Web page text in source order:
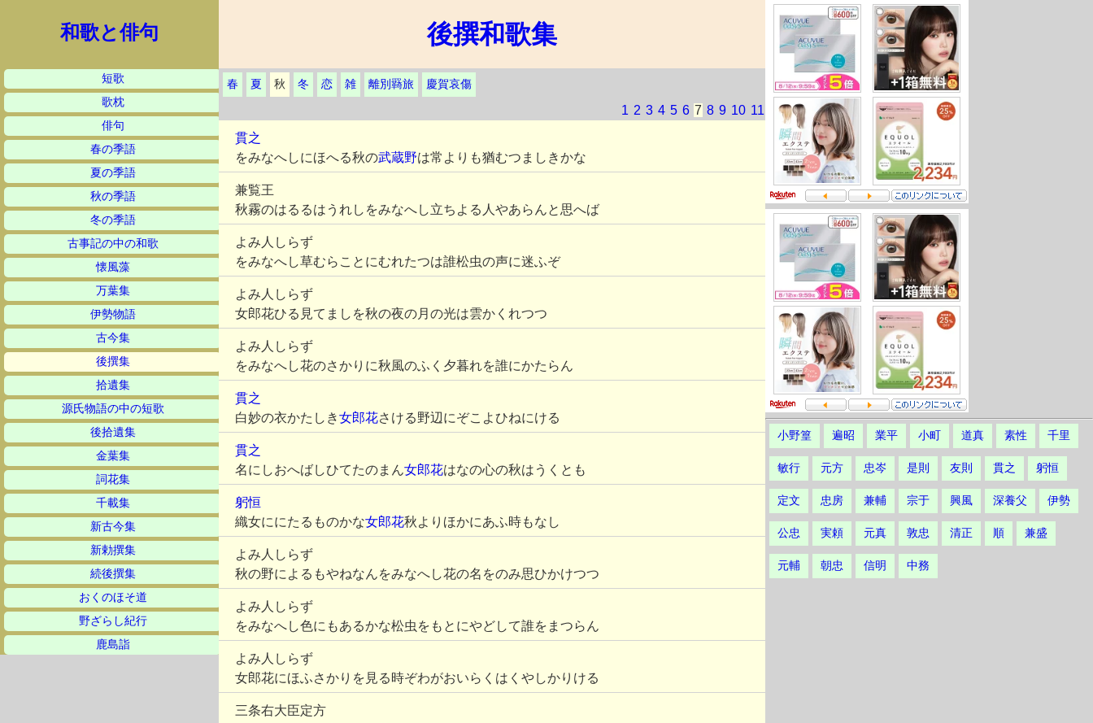
和歌と俳句
短歌
歌枕
俳句
春の季語
夏の季語
秋の季語
冬の季語
古事記の中の和歌
懐風藻
万葉集
伊勢物語
古今集
後撰集
拾遺集
源氏物語の中の短歌
後拾遺集
金葉集
詞花集
千載集
新古今集
新勅撰集
続後撰集
おくのほそ道
野ざらし紀行
鹿島詣
後撰和歌集
春 夏 秋 冬 恋 雑 離別羇旅 慶賀哀傷
1 2 3 4 5 6 7 8 9 10 11
貫之
をみなへしにほへる秋の武蔵野は常よりも猶むつましきかな
兼覧王
秋霧のはるるはうれしをみなへし立ちよる人やあらんと思へば
よみ人しらず
をみなへし草むらことにむれたつは誰松虫の声に迷ふぞ
よみ人しらず
女郎花ひる見てましを秋の夜の月の光は雲かくれつつ
よみ人しらず
をみなへし花のさかりに秋風のふく夕暮れを誰にかたらん
貫之
白妙の衣かたしき女郎花さける野辺にぞこよひねにける
貫之
名にしおへばしひてたのまん女郎花はなの心の秋はうくとも
躬恒
織女ににたるものかな女郎花秋よりほかにあふ時もなし
よみ人しらず
秋の野によるもやねなんをみなへし花の名をのみ思ひかけつつ
よみ人しらず
をみなへし色にもあるかな松虫をもとにやどして誰をまつらん
よみ人しらず
女郎花にほふさかりを見る時ぞわがおいらくはくやしかりける
三条右大臣定方
小野篁 遍昭 業平 小町 道真 素性 千里
敏行 元方 忠岑 是則 友則 貫之 躬恒
定文 忠房 兼輔 宗于 興風 深養父 伊勢
公忠 実頼 元真 敦忠 清正 順 兼盛
元輔 朝忠 信明 中務